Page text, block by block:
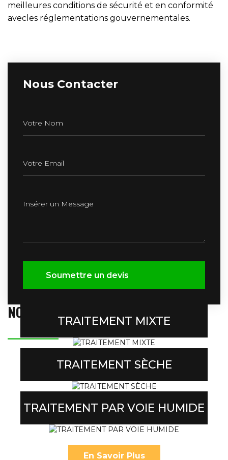
meilleures conditions de sécurité et en conformité
avecles réglementations gouvernementales.
Nous Contacter
Soumettre un devis
NOS PRODUITSTRAITEMENT MIXTE
En Savoir Plus
TRAITEMENT SÈCHE
En Savoir Plus
TRAITEMENT PAR VOIE HUMIDE
En Savoir Plus